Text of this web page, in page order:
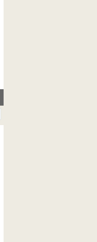
Северного Зауралья с